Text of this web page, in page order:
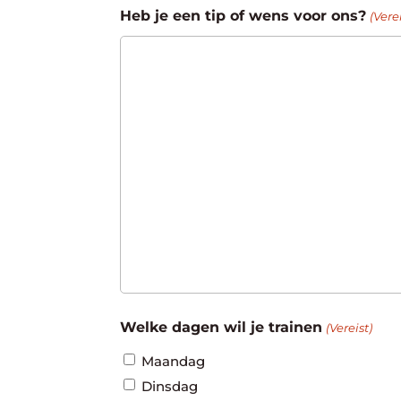
Heb je een tip of wens voor ons?
Welke dagen wil je trainen (Vereist)
Maandag
Dinsdag